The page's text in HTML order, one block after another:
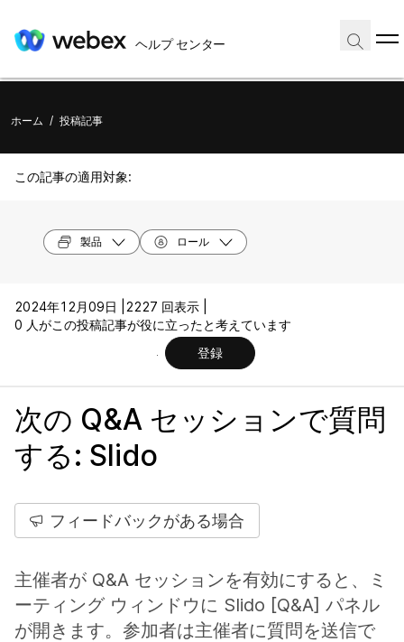
ヘルプ センター
ホーム / 投稿記事
この記事の適用対象:
製品 ロール
2024年12月09日 |
2227 回表示 |
0 人がこの投稿記事が役に立ったと考えています
登録
次の Q&A セッションで質問
する: Slido
フィードバックがある場合
主催者が Q&A セッションを有効にすると、ミ
ーティング ウィンドウに Slido [Q&A] パネル
が開きます。参加者は主催者に質問を送信で